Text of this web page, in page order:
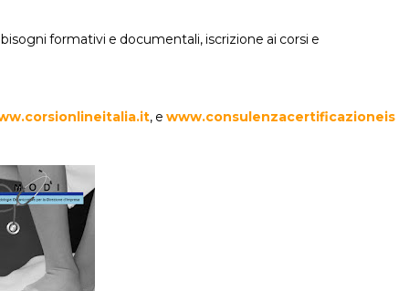
formativi e documentali, iscrizione ai corsi e
, e www.consulenzacertificazioneis